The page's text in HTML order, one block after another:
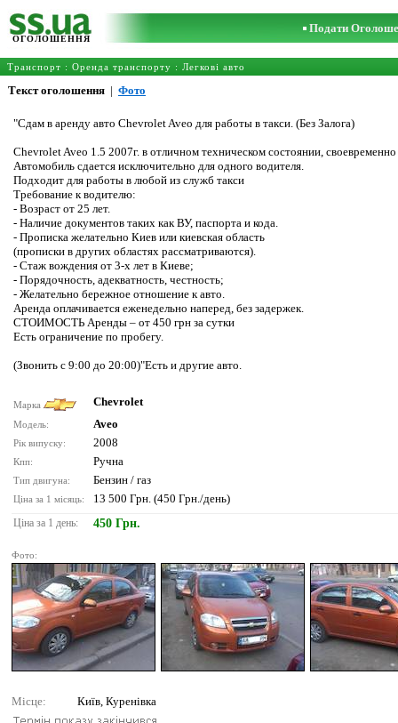
ОГОЛОШЕННЯ
Подати
Транспорт : Оренда транспорту : Легкові авто
Текст оголошення | Фото
"Сдам в аренду авто Chevrolet Aveo для работы в такси. (Без Залога)
Chevrolet Aveo 1.5 2007г. в отличном техническом состоянии,
Автомобиль сдается исключительно для одного водителя.
Подходит для работы в любой из служб такси
Требование к водителю:
- Возраст от 25 лет.
- Наличие документов таких как ВУ, паспорта и кода.
- Прописка желательно Киев или киевская область
(прописки в других областях рассматриваются).
- Стаж вождения от 3-х лет в Киеве;
- Порядочность, адекватность, честность;
- Желательно бережное отношение к авто.
Аренда оплачивается еженедельно наперед, без задержек.
СТОИМОСТЬ Аренды – от 450 грн за сутки
Есть ограничение по пробегу.
(Звонить с 9:00 до 20:00)"Есть и другие авто.
Марка Chevrolet
Модель: Aveo
Рік випуску: 2008
Кпп: Ручна
Тип двигуна: Бензин / газ
Ціна за 1 місяць: 13 500 Грн. (450 Грн./день)
Ціна за 1 день: 450 Грн.
Фото:
Місце: Київ, Куренівка